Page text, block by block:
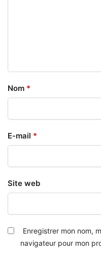
Nom *
E-mail *
Site web
Enregistrer mon nom,
navigateur pour mon